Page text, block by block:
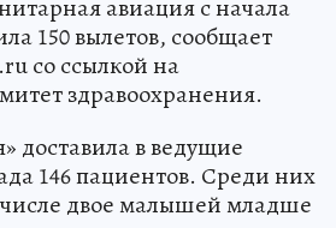
авиация с начала
150 вылетов, сообщает
со ссылкой на
здравоохранения.
доставила в ведущие
146 пациентов. Среди них
числе двое малышей младше